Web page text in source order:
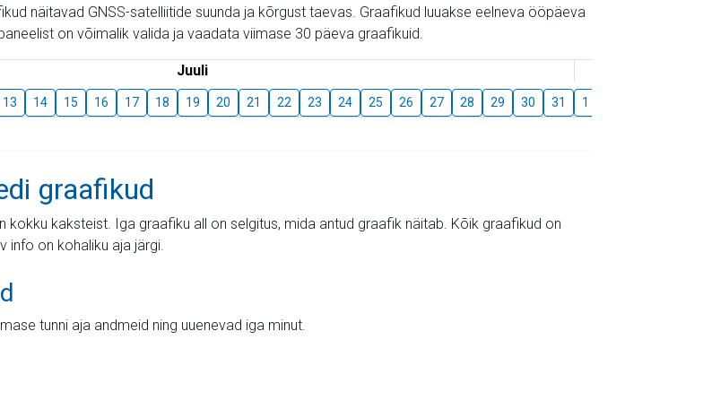
näitavad GNSS-satelliitide suunda ja kõrgust taevas. Graafikud luuakse eelneva ööpäeva
on võimalik valida ja vaadata viimase 30 päeva graafikuid.
Juuli
13 14 15 16 17 18 19 20 21 22 23 24 25 26 27 28 29 30 31 1
graafikud
kokku kaksteist. Iga graafiku all on selgitus, mida antud graafik näitab. Kõik graafikud on
info on kohaliku aja järgi.
tunni aja andmeid ning uuenevad iga minut.